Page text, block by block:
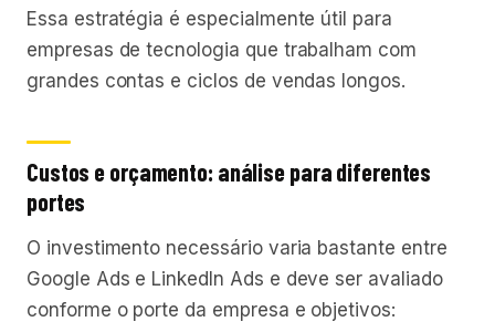
Essa estratégia é especialmente útil para
empresas de tecnologia que trabalham com
grandes contas e ciclos de vendas longos.
Custos e orçamento: análise para diferentes
portes
O investimento necessário varia bastante entre
Google Ads e LinkedIn Ads e deve ser avaliado
conforme o porte da empresa e objetivos: